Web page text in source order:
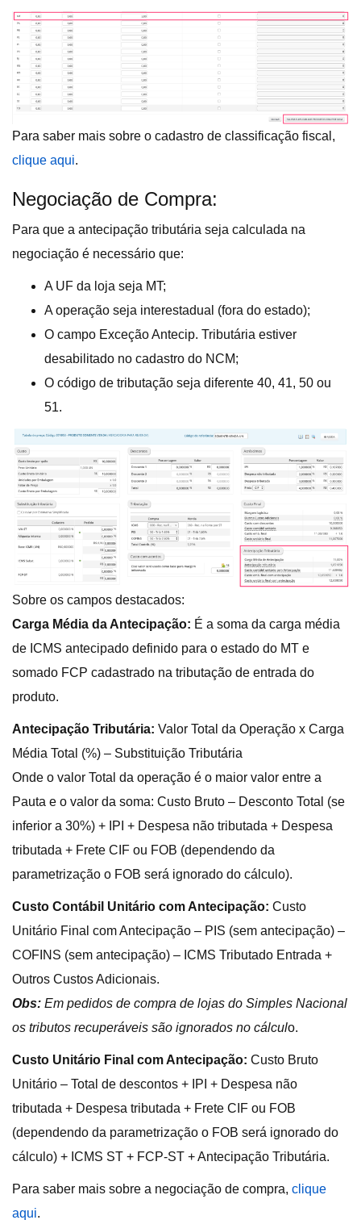
Para saber mais sobre o cadastro de classificação fiscal,
clique aqui.
Negociação de Compra:
Para que a antecipação tributária seja calculada na
negociação é necessário que:
A UF da loja seja MT;
A operação seja interestadual (fora do estado);
O campo Exceção Antecip. Tributária estiver
desabilitado no cadastro do NCM;
O código de tributação seja diferente 40, 41, 50 ou
51.
Sobre os campos destacados:
Carga Média da Antecipação: É a soma da carga média
de ICMS antecipado definido para o estado do MT e
somado FCP cadastrado na tributação de entrada do
produto.
Antecipação Tributária: Valor Total da Operação x Carga
Média Total (%) – Substituição Tributária
Onde o valor Total da operação é o maior valor entre a
Pauta e o valor da soma: Custo Bruto – Desconto Total (se
inferior a 30%) + IPI + Despesa não tributada + Despesa
tributada + Frete CIF ou FOB (dependendo da
parametrização o FOB será ignorado do cálculo).
Custo Contábil Unitário com Antecipação: Custo
Unitário Final com Antecipação – PIS (sem antecipação) –
COFINS (sem antecipação) – ICMS Tributado Entrada +
Outros Custos Adicionais.
Obs: Em pedidos de compra de lojas do Simples Nacional
os tributos recuperáveis são ignorados no cálculo.
Custo Unitário Final com Antecipação: Custo Bruto
Unitário – Total de descontos + IPI + Despesa não
tributada + Despesa tributada + Frete CIF ou FOB
(dependendo da parametrização o FOB será ignorado do
cálculo) + ICMS ST + FCP-ST + Antecipação Tributária.
Para saber mais sobre a negociação de compra, clique
aqui.